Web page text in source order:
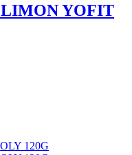
YOFIT